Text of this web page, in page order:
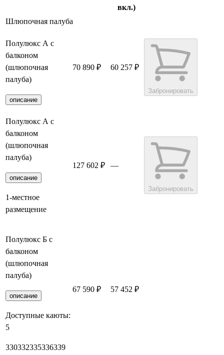
вкл.)
Шлюпочная палуба
Полулюкс А с
балконом
(шлюпочная
палуба)
описание
70 890 ₽ 60 257 ₽
Забронировать
Полулюкс А с
балконом
(шлюпочная
палуба)
описание
1-местное
размещение
127 602 ₽ —
Забронировать
Полулюкс Б с
балконом
(шлюпочная
палуба)
описание
Доступные каюты:
5
330332335336339
67 590 ₽ 57 452 ₽